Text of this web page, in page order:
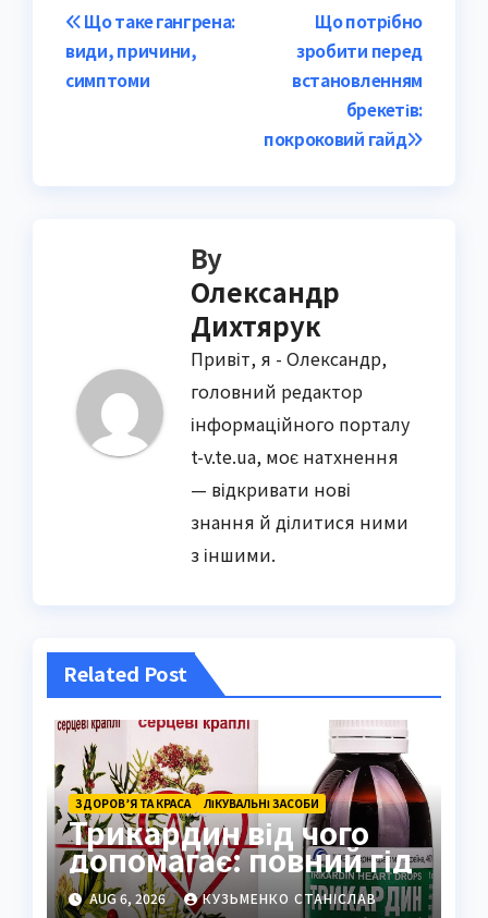
Post
navigation
Що потрібно
зробити перед
встановленням
брекетів:
покроковий гайд
Що таке гангрена:
види, причини,
симптоми
By
Олександр
Дихтярук
Привіт, я - Олександр,
головний редактор
інформаційного порталу
t-v.te.ua, моє натхнення
— відкривати нові
знання й ділитися ними
з іншими.
Related Post
ЗДОРОВ’Я ТА КРАСА ЛІКУВАЛЬНІ ЗАСОБИ
Трикардин від чого
допомагає: повний гід
AUG 6, 2026 КУЗЬМЕНКО СТАНІСЛАВ